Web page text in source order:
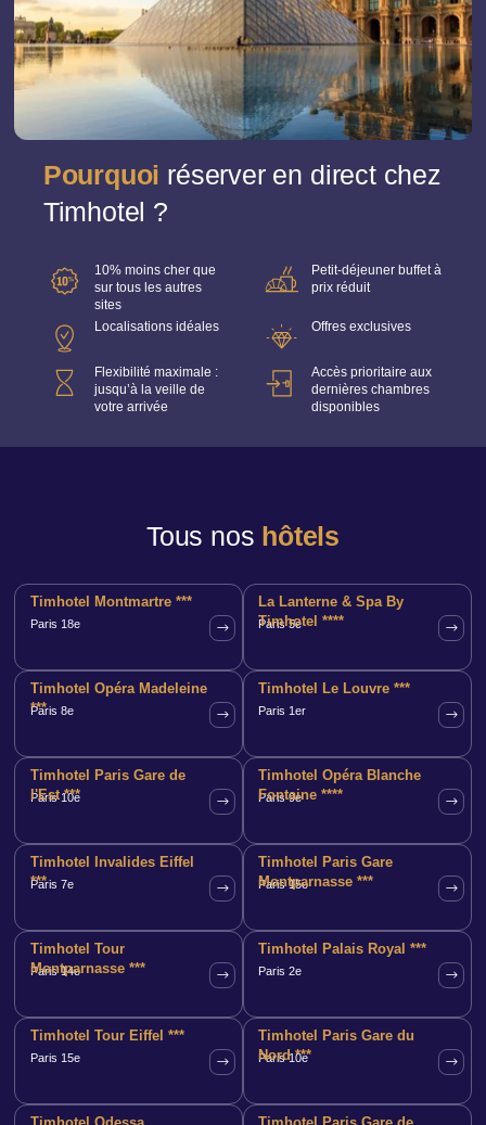
Pourquoi réserver en direct chez
Timhotel ?
10% moins cher que
sur tous les autres
sites
Petit-déjeuner buffet à
prix réduit
Localisations idéales Offres exclusives
Flexibilité maximale :
jusqu’à la veille de
votre arrivée
Accès prioritaire aux
dernières chambres
disponibles
Tous nos hôtels
Timhotel Montmartre ***
Paris 18e
La Lanterne & Spa By
Timhotel ****
Paris 5e
Timhotel Opéra Madeleine
***
Paris 8e
Timhotel Le Louvre ***
Paris 1er
Timhotel Paris Gare de
l'Est ***
Paris 10e
Timhotel Opéra Blanche
Fontaine ****
Paris 9e
Timhotel Invalides Eiffel
***
Paris 7e
Timhotel Paris Gare
Montparnasse ***
Paris 15e
Timhotel Tour
Montparnasse ***
Paris 14e
Timhotel Palais Royal ***
Paris 2e
Timhotel Tour Eiffel ***
Paris 15e
Timhotel Paris Gare du
Nord ***
Paris 10e